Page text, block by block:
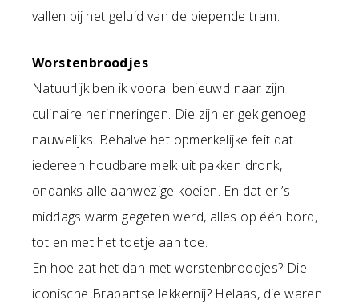
vallen bij het geluid van de piepende tram.
Worstenbroodjes
Natuurlijk ben ik vooral benieuwd naar zijn
culinaire herinneringen. Die zijn er gek genoeg
nauwelijks. Behalve het opmerkelijke feit dat
iedereen houdbare melk uit pakken dronk,
ondanks alle aanwezige koeien. En dat er ’s
middags warm gegeten werd, alles op één bord,
tot en met het toetje aan toe.
En hoe zat het dan met worstenbroodjes? Die
iconische Brabantse lekkernij? Helaas, die waren